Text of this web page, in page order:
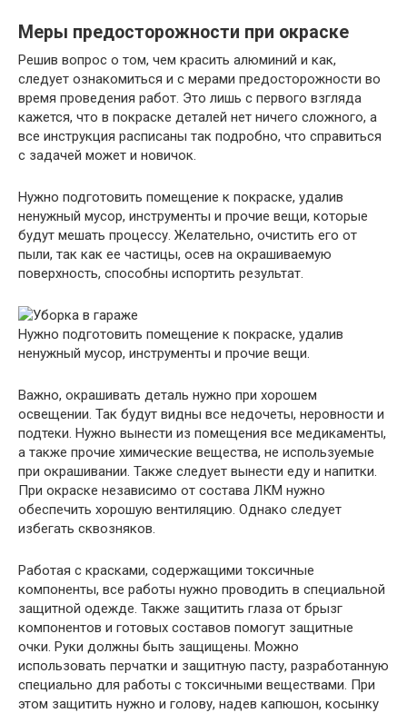
Меры предосторожности при окраске
Решив вопрос о том, чем красить алюминий и как,
следует ознакомиться и с мерами предосторожности во
время проведения работ. Это лишь с первого взгляда
кажется, что в покраске деталей нет ничего сложного, а
все инструкция расписаны так подробно, что справиться
с задачей может и новичок.
Нужно подготовить помещение к покраске, удалив
ненужный мусор, инструменты и прочие вещи, которые
будут мешать процессу. Желательно, очистить его от
пыли, так как ее частицы, осев на окрашиваемую
поверхность, способны испортить результат.
Нужно подготовить помещение к покраске, удалив
ненужный мусор, инструменты и прочие вещи.
Важно, окрашивать деталь нужно при хорошем
освещении. Так будут видны все недочеты, неровности и
подтеки. Нужно вынести из помещения все медикаменты,
а также прочие химические вещества, не используемые
при окрашивании. Также следует вынести еду и напитки.
При окраске независимо от состава ЛКМ нужно
обеспечить хорошую вентиляцию. Однако следует
избегать сквозняков.
Работая с красками, содержащими токсичные
компоненты, все работы нужно проводить в специальной
защитной одежде. Также защитить глаза от брызг
компонентов и готовых составов помогут защитные
очки. Руки должны быть защищены. Можно
использовать перчатки и защитную пасту, разработанную
специально для работы с токсичными веществами. При
этом защитить нужно и голову, надев капюшон, косынку